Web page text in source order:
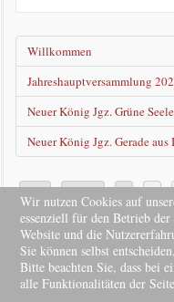
Willkommen
Jahreshauptversammlung
Neuer König Jgz. Grüne Seele
Neuer König Jgz. Gerade aus
Start Zurück 1 2
©
Wir nutzen Cookies auf
essenziell für den Betrieb
Website und die
Sie können selbst
Bitte beachten Sie, dass bei
alle Funktionalitäten der